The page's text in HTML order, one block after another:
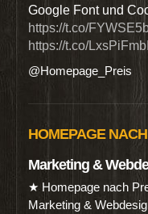
Google Font und
https://t.co/
https://t.co/
@Homepage_Preis
HOMEPAGE
Marketing &
★ Homepage nach
Marketing &